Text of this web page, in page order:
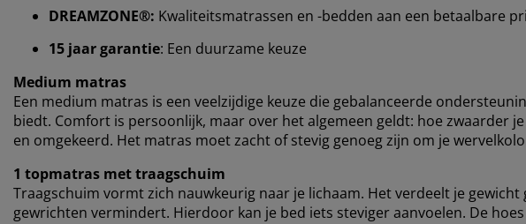
DREAMZONE®: Kwaliteitsmatrassen en -bedden aan een betaalbare
15 jaar garantie: Een duurzame keuze
Medium matras
Een medium matras is een veelzijdige keuze die gebalanceerde
biedt. Comfort is persoonlijk, maar over het algemeen geldt: hoe zwaarder
en omgekeerd. Het matras moet zacht of stevig genoeg zijn om je
1 topmatras met traagschuim
Traagschuim vormt zich nauwkeurig naar je lichaam. Het verdeelt je
gewrichten vermindert. Hierdoor kan je bed iets steviger aanvoelen. De